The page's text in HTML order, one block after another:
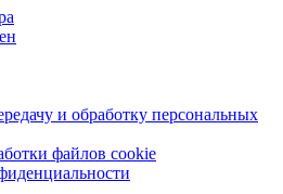
и обработку персональных
файлов cookie